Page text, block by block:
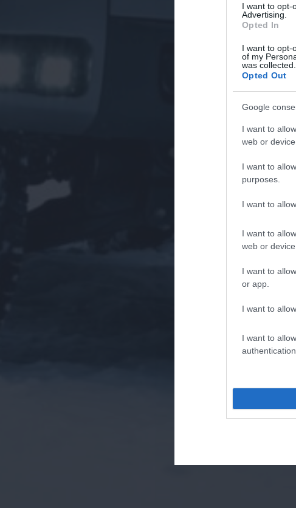
I want to opt-
Advertising.
Opted In
I want to opt-
of my
was collected.
Opted Out
Google
I want to
web or
I want to
purposes.
I want to
I want to
web or
I want to
or app.
I want to
I want to